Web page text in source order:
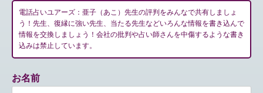
電話占いユアーズ：亜子（あこ）先生の評判をみんなで共有しましょ
う！先生、復縁に強い先生、当たる先生などいろんな情報を書き込んで
情報を交換しましょう！会社の批判や占い師さんを中傷するような書き
込みは禁止しています。
お名前